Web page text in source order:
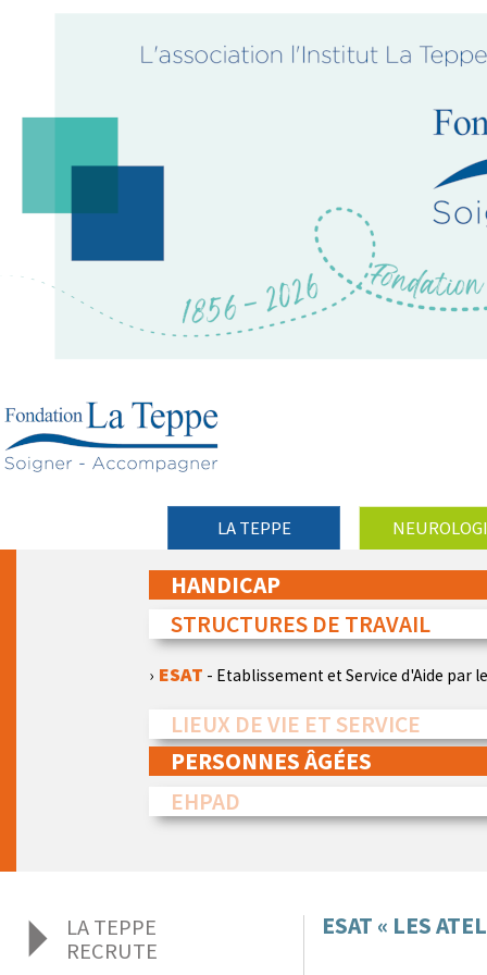
LA TEPPE
HANDICAP
STRUCTURES DE TRAVAIL
ESAT - Etablissement et Service d'Aide par
LIEUX DE VIE ET SERVICE
FAM- Foyer d'Accueil Médicalisé « Arc-En-
MAS- Maison d'Accueil Spécialisée « Les
SAVS- Service d'Accompagnement à la Vie
PERSONNES ÂGÉES
EHPAD
LA TEPPE
RECRUTE
ESAT « LES